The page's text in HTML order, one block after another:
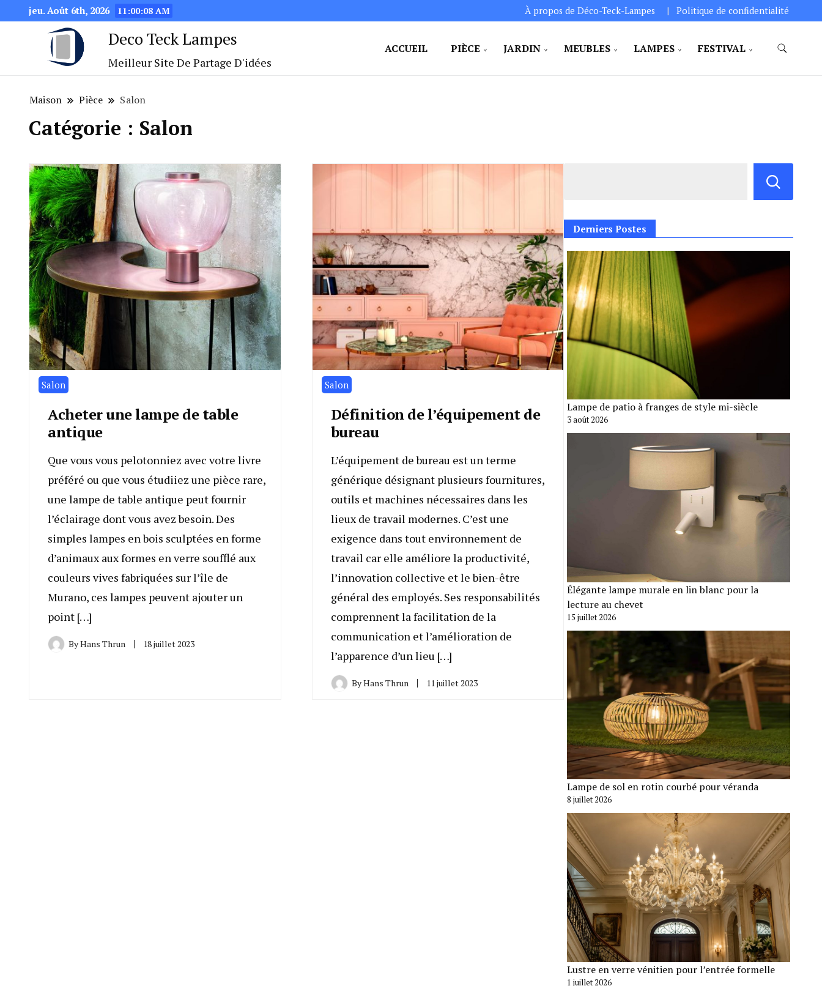
jeu. Août 6th, 2026 11:00:10 AM À propos de Déco-Teck-Lampes Politique de confidentialité
Deco Teck Lampes
Meilleur Site De Partage D'idées
ACCUEIL PIÈCE JARDIN MEUBLES LAMPES FESTIVAL
Maison Pièce Salon
Catégorie : Salon
Salon
Acheter une lampe de table
antique
Que vous vous pelotonniez avec votre livre
préféré ou que vous étudiiez une pièce rare,
une lampe de table antique peut fournir
l’éclairage dont vous avez besoin. Des
simples lampes en bois sculptées en forme
d’animaux aux formes en verre soufflé aux
couleurs vives fabriquées sur l’île de
Murano, ces lampes peuvent ajouter un
point […]
ByHans Thrun 18 juillet 2023
Salon
Définition de l’équipement de
bureau
L’équipement de bureau est un terme
générique désignant plusieurs fournitures,
outils et machines nécessaires dans les
lieux de travail modernes. C’est une
exigence dans tout environnement de
travail car elle améliore la productivité,
l’innovation collective et le bien-être
général des employés. Ses responsabilités
comprennent la facilitation de la
communication et l’amélioration de
l’apparence d’un lieu […]
ByHans Thrun 11 juillet 2023
Derniers Postes
Lampe de patio à franges de style mi-siècle
3 août 2026
Élégante lampe murale en lin blanc pour la
lecture au chevet
15 juillet 2026
Lampe de sol en rotin courbé pour véranda
8 juillet 2026
Lustre en verre vénitien pour l’entrée formelle
1 juillet 2026